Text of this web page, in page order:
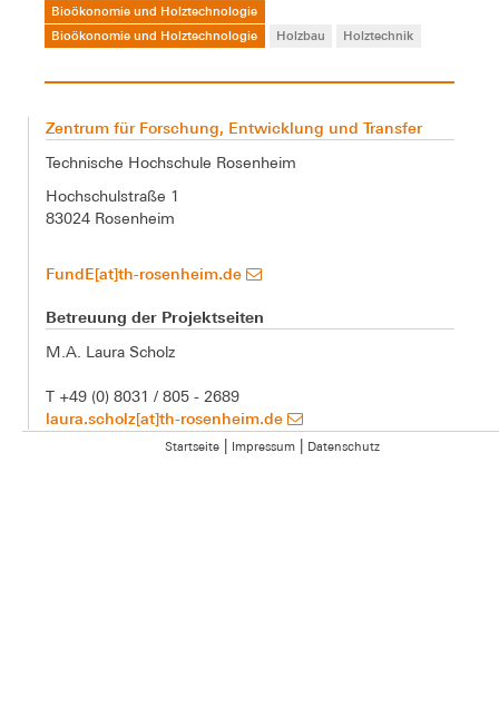
Bioökonomie und Holztechnologie
Bioökonomie und Holztechnologie
Holzbau Holztechnik
Zentrum für Forschung, Entwicklung und Transfer
Technische Hochschule Rosenheim
Hochschulstraße 1
83024 Rosenheim
FundE[at]th-rosenheim.de
Betreuung der Projektseiten
M.A. Laura Scholz
T +49 (0) 8031 / 805 - 2689
laura.scholz[at]th-rosenheim.de
Startseite| Impressum| Datenschutz